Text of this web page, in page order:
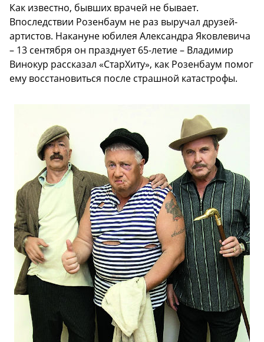
Как известно, бывших врачей не бывает.
Впоследствии Розенбаум не раз выручал друзей-
артистов. Накануне юбилея Александра Яковлевича
– 13 сентября он празднует 65-летие – Владимир
Винокур рассказал «СтарХиту», как Розенбаум помог
ему восстановиться после страшной катастрофы.